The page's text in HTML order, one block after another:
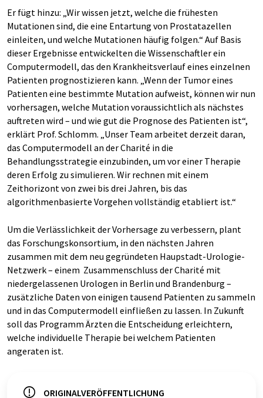
Er fügt hinzu: „Wir wissen jetzt, welche die frühesten
Mutationen sind, die eine Entartung von Prostatazellen
einleiten, und welche Mutationen häufig folgen.“ Auf Basis
dieser Ergebnisse entwickelten die Wissenschaftler ein
Computermodell, das den Krankheitsverlauf eines einzelnen
Patienten prognostizieren kann. „Wenn der Tumor eines
Patienten eine bestimmte Mutation aufweist, können wir nun
vorhersagen, welche Mutation voraussichtlich als nächstes
auftreten wird – und wie gut die Prognose des Patienten ist“,
erklärt Prof. Schlomm. „Unser Team arbeitet derzeit daran,
das Computermodell an der Charité in die
Behandlungsstrategie einzubinden, um vor einer Therapie
deren Erfolg zu simulieren. Wir rechnen mit einem
Zeithorizont von zwei bis drei Jahren, bis das
algorithmenbasierte Vorgehen vollständig etabliert ist.“
Um die Verlässlichkeit der Vorhersage zu verbessern, plant
das Forschungskonsortium, in den nächsten Jahren
zusammen mit dem neu gegründeten Haupstadt-Urologie-
Netzwerk – einem Zusammenschluss der Charité mit
niedergelassenen Urologen in Berlin und Brandenburg –
zusätzliche Daten von einigen tausend Patienten zu sammeln
und in das Computermodell einfließen zu lassen. In Zukunft
soll das Programm Ärzten die Entscheidung erleichtern,
welche individuelle Therapie bei welchem Patienten
angeraten ist.
ORIGINALVERÖFFENTLICHUNG